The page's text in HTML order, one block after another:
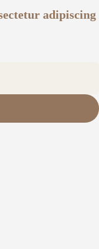
adipiscing